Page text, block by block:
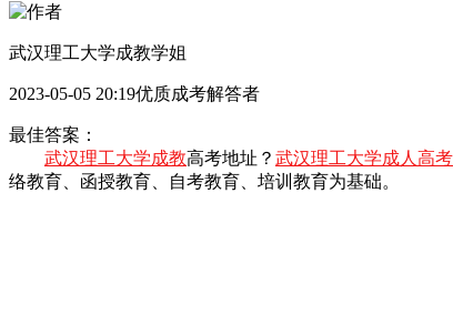
武汉理工大学成教学姐
2023-05-05 20:19优质成考解答者
最佳答案：
武汉理工大学成教高考地址？ 武汉理工大学成人高考
络教育、函授教育、自考教育、培训教育为基础。